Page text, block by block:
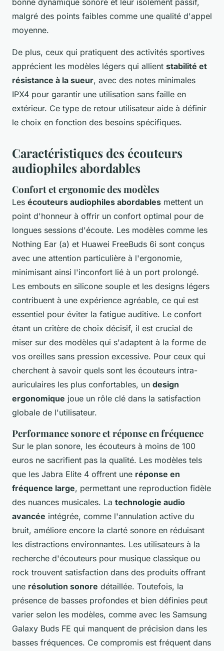
bonne dynamique sonore et leur isolement passif,
malgré des points faibles comme une qualité d'appel
moyenne.
De plus, ceux qui pratiquent des activités sportives
apprécient les modèles légers qui allient stabilité et
résistance à la sueur, avec des notes minimales
IPX4 pour garantir une utilisation sans faille en
extérieur. Ce type de retour utilisateur aide à définir
le choix en fonction des besoins spécifiques.
Caractéristiques des écouteurs
audiophiles abordables
Confort et ergonomie des modèles
Les écouteurs audiophiles abordables mettent un
point d'honneur à offrir un confort optimal pour de
longues sessions d'écoute. Les modèles comme les
Nothing Ear (a) et Huawei FreeBuds 6i sont conçus
avec une attention particulière à l'ergonomie,
minimisant ainsi l'inconfort lié à un port prolongé.
Les embouts en silicone souple et les designs légers
contribuent à une expérience agréable, ce qui est
essentiel pour éviter la fatigue auditive. Le confort
étant un critère de choix décisif, il est crucial de
miser sur des modèles qui s'adaptent à la forme de
vos oreilles sans pression excessive. Pour ceux qui
cherchent à savoir quels sont les écouteurs intra-
auriculaires les plus confortables, un design
ergonomique joue un rôle clé dans la satisfaction
globale de l'utilisateur.
Performance sonore et réponse en fréquence
Sur le plan sonore, les écouteurs à moins de 100
euros ne sacrifient pas la qualité. Les modèles tels
que les Jabra Elite 4 offrent une réponse en
fréquence large, permettant une reproduction fidèle
des nuances musicales. La technologie audio
avancée intégrée, comme l'annulation active du
bruit, améliore encore la clarté sonore en réduisant
les distractions environnantes. Les utilisateurs à la
recherche d'écouteurs pour musique classique ou
rock trouvent satisfaction dans des produits offrant
une résolution sonore détaillée. Toutefois, la
présence de basses profondes et bien définies peut
varier selon les modèles, comme avec les Samsung
Galaxy Buds FE qui manquent de précision dans les
basses fréquences. Ce compromis est fréquent dans